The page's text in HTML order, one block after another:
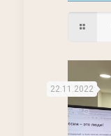
22.11.2022